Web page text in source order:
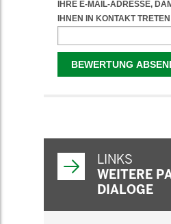
LINKS
WEITERE
DIALOGE